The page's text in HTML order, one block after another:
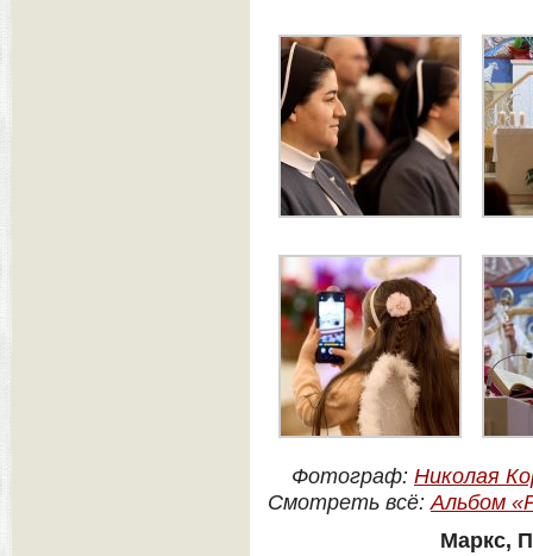
Фотограф: Николая
Смотреть всё:Альбом
Маркс,